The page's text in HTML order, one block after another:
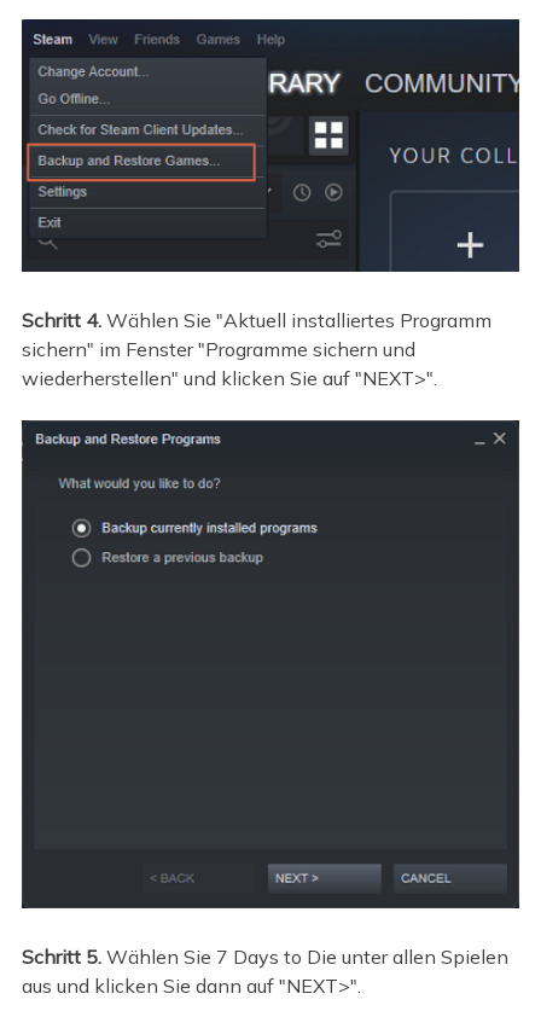
Schritt 4.Wählen Sie "Aktuell installiertes Programm
sichern" im Fenster "Programme sichern und
wiederherstellen" und klicken Sie auf "NEXT>".
Schritt 5. Wählen Sie 7 Days to Die unter allen Spielen
aus und klicken Sie dann auf "NEXT>".